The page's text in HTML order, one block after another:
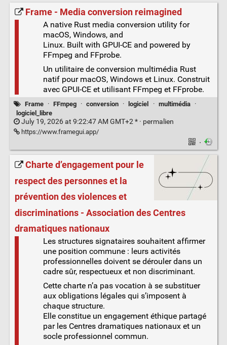
Frame - Media conversion reimagined
A native Rust media conversion utility for
macOS, Windows, and
Linux. Built with GPUI-CE and powered by
FFmpeg and FFprobe.
Un utilitaire de conversion multimédia Rust
natif pour macOS, Windows et Linux. Construit
avec GPUI-CE et utilisant FFmpeg et FFprobe.
Frame · FFmpeg · conversion · logiciel · multimédia
·
logiciel_libre
July 19, 2026 at 9:22:47 AM GMT+2 * · permalien
https://www.framegui.app/
·
Charte d’engagement pour le
respect des personnes et la
prévention des violences et
discriminations - Association des Centres
dramatiques nationaux
Les structures signataires souhaitent affirmer
une position commune : leurs activités
professionnelles doivent se dérouler dans un
cadre sûr, respectueux et non discriminant.
Cette charte n’a pas vocation à se substituer
aux obligations légales qui s’imposent à
chaque structure.
Elle constitue un engagement éthique partagé
par les Centres dramatiques nationaux et un
socle professionnel commun.